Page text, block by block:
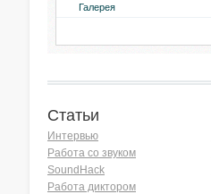
Галерея
Статьи
Интервью
Работа со звуком
SoundHack
Работа диктором